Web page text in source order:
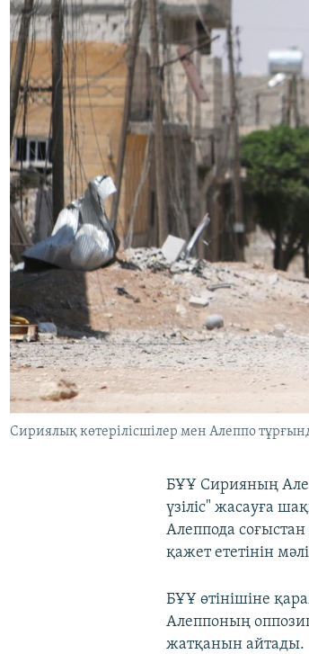
Сириялық көтерілісшілер мен Алеппо
БҰҰ Сирияның
үзіліс" жасауға
Алеппода
қажет ететінін
БҰҰ өтінішіне
Алеппоның
жатқанын айтады.